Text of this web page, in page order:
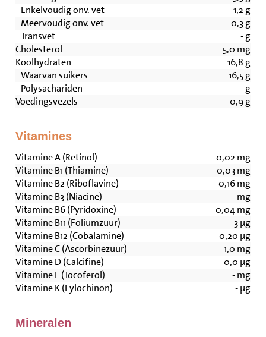
Enkelvoudig onv. vet
1,2 g
Meervoudig onv. vet
0,3g
Transvet
-g
Cholesterol
5,0 mg
Koolhydraten
16,8 g
Waarvan suikers
16,5g
Polysachariden
-g
Voedingsvezels
0,9g
Vitamines
Vitamine A (Retinol) 0,02 mg
Vitamine B1 (Thiamine)
0,03mg
Vitamine B2 (Riboflavine)
0,16mg
Vitamine B3 (Niacine)
-mg
Vitamine B6 (Pyridoxine)
0,04mg
Vitamine B11 (Foliumzuur)
3µg
Vitamine B12 (Cobalamine)
0,20 µg
Vitamine C (Ascorbinezuur)
1,0 mg
Vitamine D (Calcifine)
0,0 µg
Vitamine E (Tocoferol)
-mg
Vitamine K (Fylochinon)
-µg
Mineralen